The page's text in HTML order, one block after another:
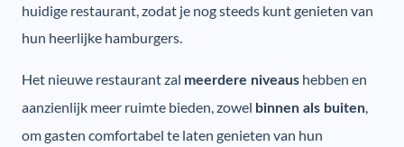
huidige restaurant, zodat je nog steeds kunt genieten van
hun heerlijke hamburgers.
Het nieuwe restaurant zal meerdere niveaus hebben en
aanzienlijk meer ruimte bieden, zowel binnen als buiten,
om gasten comfortabel te laten genieten van hun